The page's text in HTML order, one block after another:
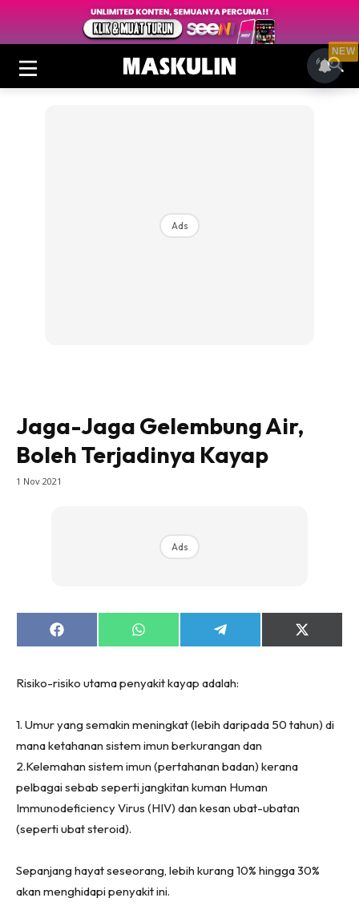
Ads
Jaga-Jaga Gelembung Air,
Boleh Terjadinya Kayap
1 Nov 2021
Ads
Share
on
Share
on
Share
on
Share
on
Risiko-risiko utama penyakit kayap adalah:
1. Umur yang semakin meningkat (lebih daripada 50 tahun) di
mana ketahanan sistem imun berkurangan dan
2.Kelemahan sistem imun (pertahanan badan) kerana
pelbagai sebab seperti jangkitan kuman Human
Immunodeficiency Virus (HIV) dan kesan ubat-ubatan
(seperti ubat steroid).
Sepanjang hayat seseorang, lebih kurang 10% hingga 30%
akan menghidapi penyakit ini.
NEW